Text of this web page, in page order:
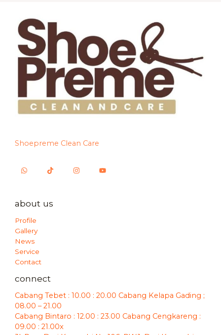
Shoepreme Clean Care
about us
Profile
Gallery
News
Service
Contact
connect
Cabang Tebet : 10.00 : 20.00 Cabang Kelapa Gading ;
08.00 – 21.00
Cabang Bintaro : 12.00 : 23.00 Cabang Cengkareng :
09.00 : 21.00x